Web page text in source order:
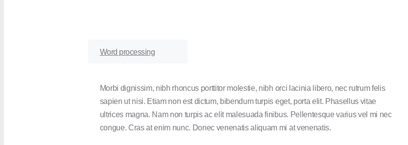
Word processing
Morbi dignissim, nibh rhoncus porttitor molestie, nibh orci lacinia libero, nec rutrum felis
sapien ut nisi. Etiam non est dictum, bibendum turpis eget, porta elit. Phasellus vitae
ultrices magna. Nam non turpis ac elit malesuada finibus. Pellentesque varius vel mi nec
congue. Cras at enim nunc. Donec venenatis aliquam mi at venenatis.